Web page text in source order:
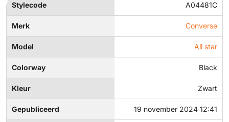
Stylecode A04481C
Merk Converse
Model All star
Colorway Black
Kleur Zwart
Gepubliceerd 19 november 2024 12:41